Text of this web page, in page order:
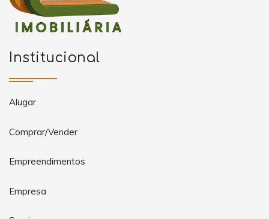
Institucional
Alugar
Comprar/Vender
Empreendimentos
Empresa